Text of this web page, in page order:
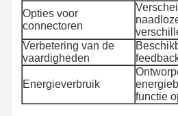
Opties voor
connectoren
Verbetering van de
vaardigheden
Energieverbruik
functie